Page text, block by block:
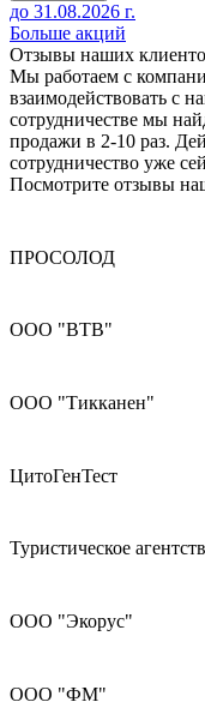
до 31.08.2026 г.
Больше акций
Отзывы наших
Мы работаем с
взаимодействовать с
сотрудничестве мы
продажи в 2-10 раз.
сотрудничество уже
Посмотрите отзывы
ПРОСОЛОД
ООО "ВТВ"
ООО "Тикканен"
ЦитоГенТест
Туристическое
ООО "Экорус"
ООО "ФМ"